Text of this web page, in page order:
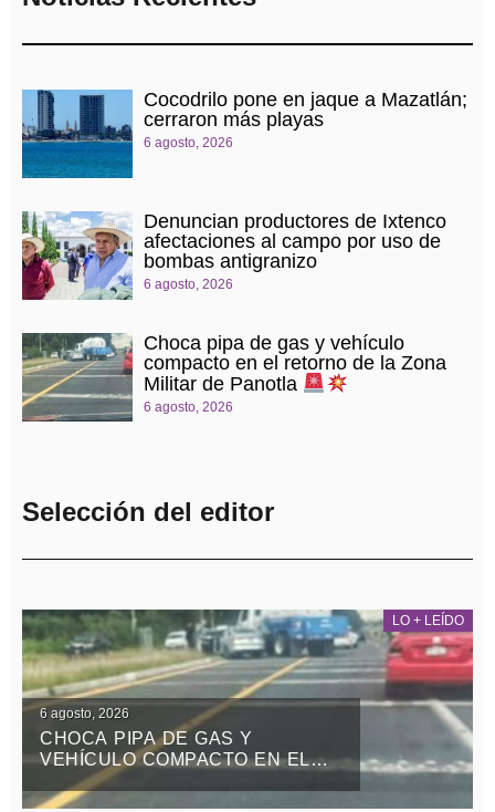
Cocodrilo pone en jaque a Mazatlán;
cerraron más playas
6 agosto, 2026
Denuncian productores de Ixtenco
afectaciones al campo por uso de
bombas antigranizo
6 agosto, 2026
Choca pipa de gas y vehículo
compacto en el retorno de la Zona
Militar de Panotla
6 agosto, 2026
Selección del editor
LO + LEÍDO
6 agosto, 2026
CHOCA PIPA DE GAS Y
VEHÍCULO COMPACTO EN EL
RETORNO DE LA ZONA MILITAR
DE PANOTLA